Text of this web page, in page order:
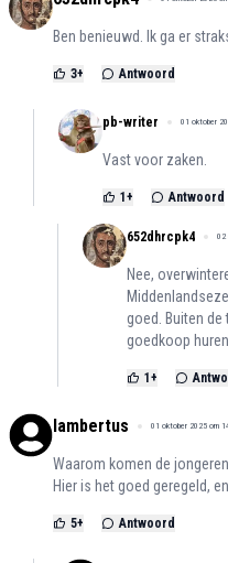
Ben benieuwd. Ik ga er
3+ Antwoord
pb-writer 01 oktober
Vast voor zaken.
1 + Antwoord
652dhrcpk4 02
Nee,
goed. Buiten
goedkoop
1 +
lambertus 01 oktober 2025 om
Waarom komen de
Hier is het goed geregeld,
5+ Antwoord